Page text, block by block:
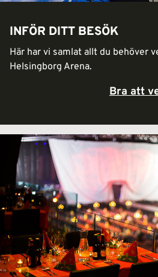
INFÖR DITT BESÖK
Här har vi samlat allt du behöver
Helsingborg Arena.
Bra att